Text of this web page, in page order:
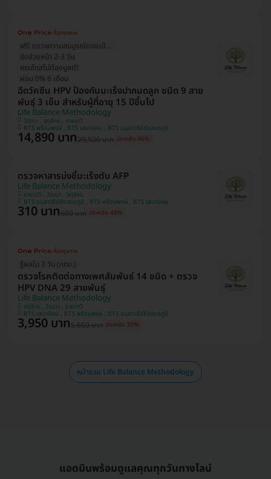
ฟรี! ตรวจความสมบูรณ์ของเม็ดเลือด 15 รายการ
นัดล่วงหน้า 2-3 วัน
ครบโดสไม่ต้องบูสต์!
ผ่อน 0% 6 เดือน
ฉีดวัคซีน HPV ป้องกันมะเร็งปากมดลูก ชนิด 9 สาย
พันธุ์ 3 เข็ม สำหรับผู้ที่อายุ 15 ปีขึ้นไป
Life Balance Methodology
วัฒนา , จตุจักร , ราชเทวี
BTS พร้อมพงษ์ , BTS เสนานิคม , BTS อนุสาวรีย์ชัยสมรภูมิ
14,890 บาท29,500 บาท ประหยัด 46%
ตรวจหาสารบ่งชี้มะเร็งตับ AFP
Life Balance Methodology
ราชเทวี , วัฒนา , จตุจักร
BTS อนุสาวรีย์ชัยสมรภูมิ , BTS พร้อมพงษ์ , BTS เสนานิคม
310 บาท600 บาท ประหยัด 48%
รู้ผลใน 3 วัน (กทม.)
ตรวจโรคติดต่อทางเพศสัมพันธ์ 14 ชนิด + ตรวจ
HPV DNA 29 สายพันธุ์
Life Balance Methodology
จตุจักร , วัฒนา , ราชเทวี
BTS เสนานิคม , BTS พร้อมพงษ์ , BTS อนุสาวรีย์ชัยสมรภูมิ
3,950 บาท5,650 บาท ประหยัด 30%
หน้ารวม Life Balance Methodology
แอดมินพร้อมดูแลคุณทุกวันทางไลน์